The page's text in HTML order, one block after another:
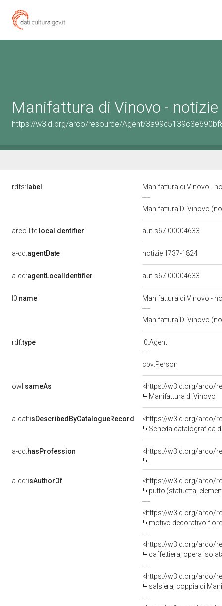
Manifattura di Vinovo -
https://w3id.org/arco/resource/Agent/
rdfs: label Manifattura di Vinovo -
Manifattura Di Vinovo
arco-lite: localIdentifier aut-s67-00004633
a-cd:agentDate notizie 1737-1824
a-cd:agentLocalIdentifier aut-s67-00004633
l0:name Manifattura di Vinovo -
Manifattura Di Vinovo
rdf:type l0:Agent
cpv:Person
owl:sameAs
<https://w3id.org/arco/
Manifattura di Vinovo
a-cat:isDescribedByCatalogueRecord
<https://w3id.org/arco/
Scheda catalografica
a-cd:hasProfession <https://w3id.org/arco/
a-cd:isAuthorOf
<https://w3id.org/arco/
putto (statuetta,
<https://w3id.org/arco/
motivo decorativo
<https://w3id.org/arco/
caffettiera, opera
<https://w3id.org/arco/
salsiera, coppia di